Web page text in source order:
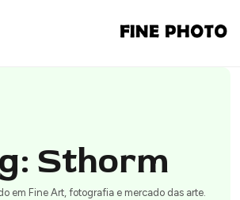
Sthorm
em Fine Art, fotografia e mercado das arte.